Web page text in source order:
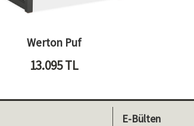
Werton Puf
13.095TL
E-Bülten